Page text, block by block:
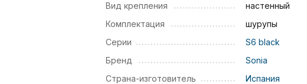
Вид крепления
настенный
Комплектация
шурупы
Серии
S6 black
Бренд
Sonia
Страна-изготовитель
Испания